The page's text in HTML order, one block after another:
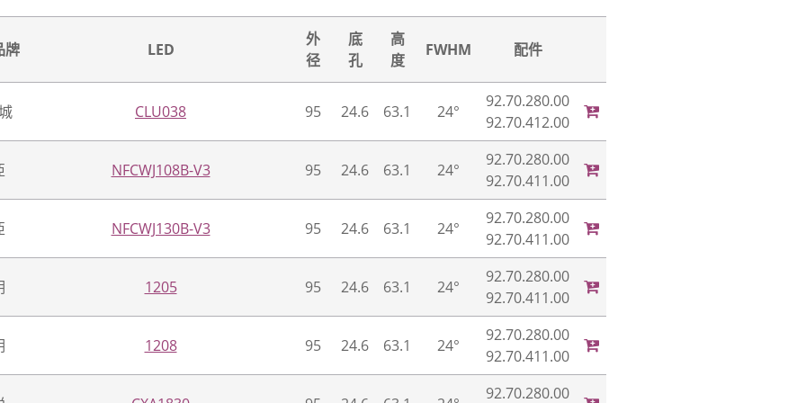
牌 LED
外
径
底
孔
高
度
FWHM 配件
CLU038 95 24.6 63.1 24°
92.70.280.00
92.70.412.00
NFCWJ108B-V3 95 24.6 63.1 24°
92.70.280.00
92.70.411.00
NFCWJ130B-V3 95 24.6 63.1 24°
92.70.280.00
92.70.411.00
1205 95 24.6 63.1 24°
92.70.280.00
92.70.411.00
1208 95 24.6 63.1 24°
92.70.280.00
92.70.411.00
92.70.280.00